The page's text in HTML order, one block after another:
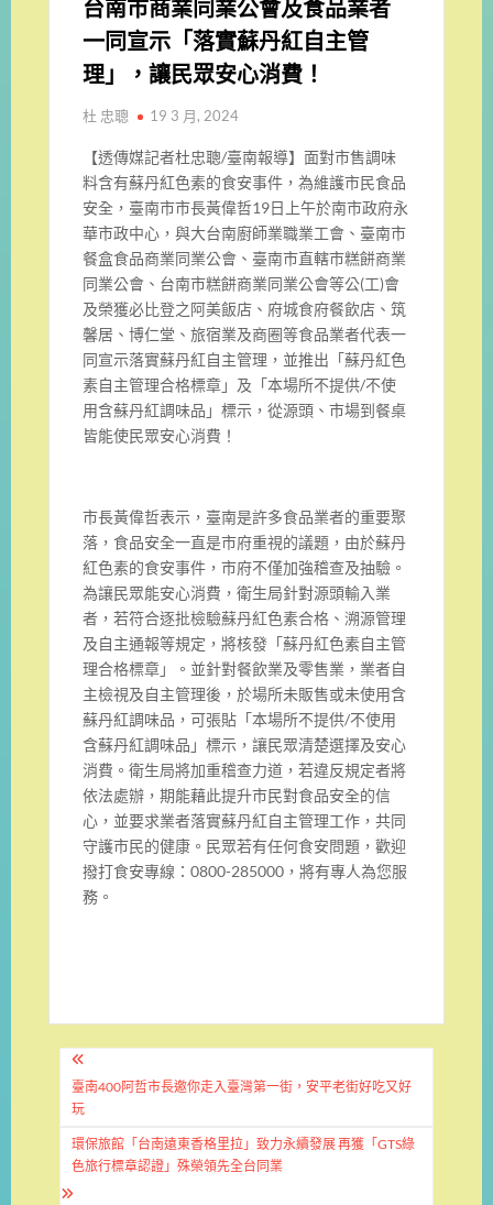
台南市商業同業公會及食品業者
一同宣示「落實蘇丹紅自主管
理」，讓民眾安心消費！
杜 忠聰 19 3 月, 2024
【透傳媒記者杜忠聰/臺南報導】面對市售調味
料含有蘇丹紅色素的食安事件，為維護市民食品
安全，臺南市市長黃偉哲19日上午於南市政府永
華市政中心，與大台南廚師業職業工會、臺南市
餐盒食品商業同業公會、臺南市直轄市糕餅商業
同業公會、台南市糕餅商業同業公會等公(工)會
及榮獲必比登之阿美飯店、府城食府餐飲店、筑
馨居、博仁堂、旅宿業及商圈等食品業者代表一
同宣示落實蘇丹紅自主管理，並推出「蘇丹紅色
素自主管理合格標章」及「本場所不提供/不使
用含蘇丹紅調味品」標示，從源頭、市場到餐桌
皆能使民眾安心消費！
市長黃偉哲表示，臺南是許多食品業者的重要聚
落，食品安全一直是市府重視的議題，由於蘇丹
紅色素的食安事件，市府不僅加強稽查及抽驗。
為讓民眾能安心消費，衛生局針對源頭輸入業
者，若符合逐批檢驗蘇丹紅色素合格、溯源管理
及自主通報等規定，將核發「蘇丹紅色素自主管
理合格標章」。並針對餐飲業及零售業，業者自
主檢視及自主管理後，於場所未販售或未使用含
蘇丹紅調味品，可張貼「本場所不提供/不使用
含蘇丹紅調味品」標示，讓民眾清楚選擇及安心
消費。衛生局將加重稽查力道，若違反規定者將
依法處辦，期能藉此提升市民對食品安全的信
心，並要求業者落實蘇丹紅自主管理工作，共同
守護市民的健康。民眾若有任何食安問題，歡迎
撥打食安專線：0800-285000，將有專人為您服
務。
文
章
導
覽
臺南400阿哲市長邀你走入臺灣第一街，安平老街好吃又好
玩
環保旅館「台南遠東香格里拉」致力永續發展 再獲「GTS綠
色旅行標章認證」殊榮領先全台同業